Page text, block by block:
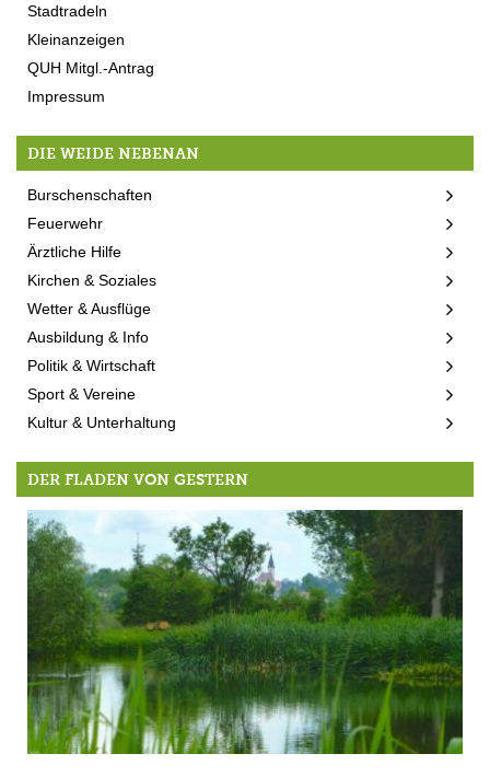
Stadtradeln
Kleinanzeigen
QUH Mitgl.-Antrag
Impressum
DIE WEIDE NEBENAN
Burschenschaften
Feuerwehr
Ärztliche Hilfe
Kirchen & Soziales
Wetter & Ausflüge
Ausbildung & Info
Politik & Wirtschaft
Sport & Vereine
Kultur & Unterhaltung
DER FLADEN VON GESTERN